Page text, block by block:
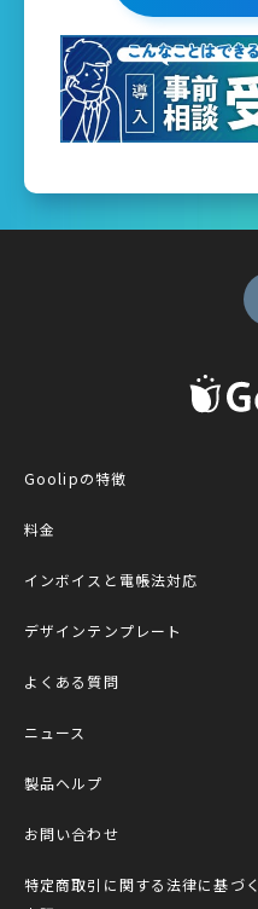
Goolipの特徴
料金
インボイスと電帳法対応
デザインテンプレート
よくある質問
ニュース
製品ヘルプ
お問い合わせ
特定商取引に関する法律に基づく